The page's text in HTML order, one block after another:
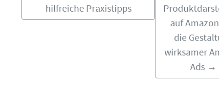
hilfreiche Praxistipps
auf
die
wirksamer
Ads →